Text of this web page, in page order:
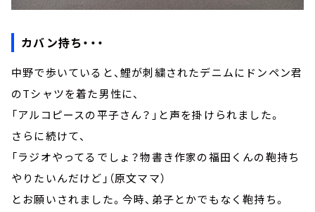
カバン持ち・・・
中野で歩いていると、鯉が刺繍されたデニムにドンペン君
のTシャツを着た男性に、
「アルコピースの平子さん？」と声を掛けられました。
さらに続けて、
「ラジオやってるでしょ？物書き作家の福田くんの鞄持ち
やりたいんだけど」（原文ママ）
とお願いされました。今時、弟子とかでもなく鞄持ち。